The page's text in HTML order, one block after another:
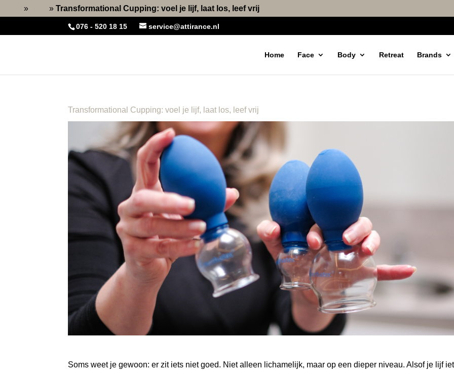
» » Transformational Cupping: voel je lijf, laat los, leef vrij
076 - 520 18 15 service@attirance.nl
Home Face Body Retreat Brands
Transformational Cupping: voel je lijf, laat los, leef vrij
Soms weet je gewoon: er zit iets niet goed. Niet alleen lichamelijk, maar op een dieper niveau. Alsof je lijf